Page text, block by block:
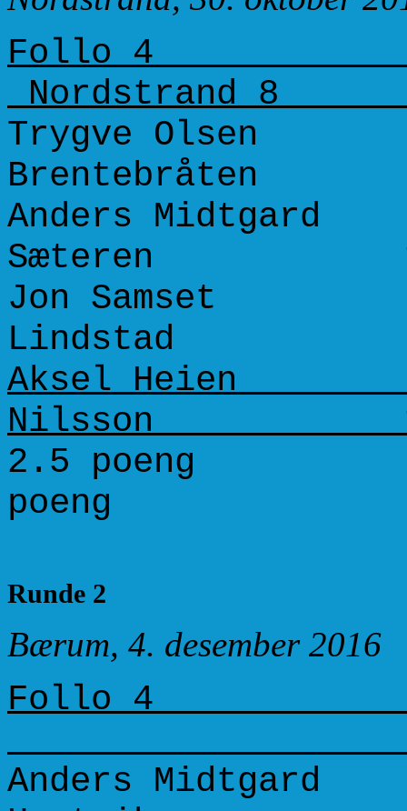
Trygve
Brentebråten
Anders
Sæteren
Jon
Lindstad
Aksel Heien
Nilsson
2.5
poeng
Runde 2
Bærum, 4. desember 2016
Follo 4
Anders